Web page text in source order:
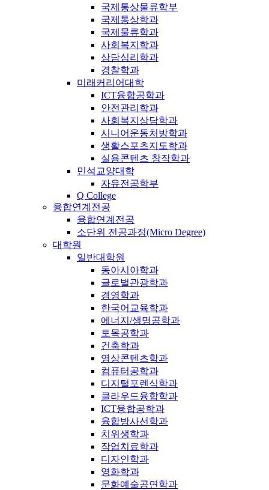
국제통상물류학부
국제통상학과
국제물류학과
사회복지학과
상담심리학과
경찰학과
미래커리어대학
ICT융합공학과
안전관리학과
사회복지상담학과
시니어운동처방학과
생활스포츠지도학과
실용콘텐츠 창작학과
민석교양대학
자유전공학부
Q College
융합연계전공
융합연계전공
소단위 전공과정(Micro Degree)
대학원
일반대학원
동아시아학과
글로벌관광학과
경영학과
한국어교육학과
에너지/생명공학과
토목공학과
건축학과
영상콘텐츠학과
컴퓨터공학과
디지털포렌식학과
클라우드융합학과
ICT융합공학과
융합방사선학과
치위생학과
작업치료학과
디자인학과
영화학과
문화예술공연학과